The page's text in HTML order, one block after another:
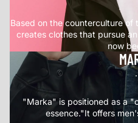
Based on the counterculture of
creates clothes that pursue
now
.
"Marka" is positioned as a
essence."It offers